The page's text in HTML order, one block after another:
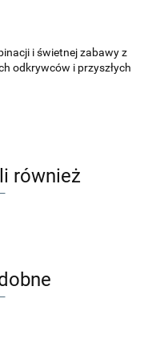
i świetnej zabawy z
odkrywców i przyszłych
również